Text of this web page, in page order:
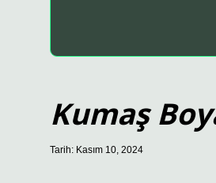
Kumaş
Tarih: Kasım 10, 2024